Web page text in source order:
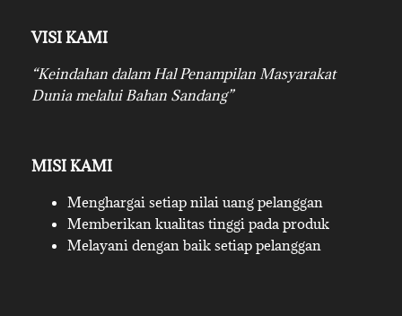
VISI KAMI
“Keindahan dalam Hal Penampilan Masyarakat
Dunia melalui Bahan Sandang”
MISI KAMI
Menghargai setiap nilai uang pelanggan
Memberikan kualitas tinggi pada produk
Melayani dengan baik setiap pelanggan